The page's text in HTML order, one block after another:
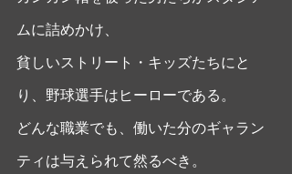
ムに詰めかけ、
貧しいストリート・キッズたちにと
り、野球選手はヒーローである。
どんな職業でも、働いた分のギャラン
ティは与えられて然るべき。